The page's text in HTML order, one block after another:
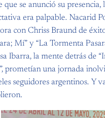
que se anunció su presencia,
era palpable. Nacarid
con Chriss Braund de
Mí” y “La Tormenta
Ibarra, la mente detrás de
prometían una jornada
seguidores argentinos. Y